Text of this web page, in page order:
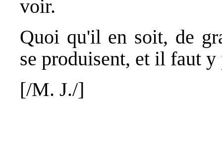
voir.
Quoi qu'il en soit, de
se produisent, et il faut
[/M. J./]